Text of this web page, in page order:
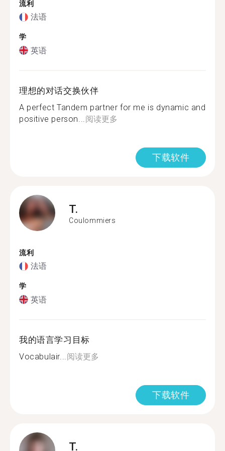
流利
法语
学
英语
理想的对话交换伙伴
A perfect Tandem partner for me is dynamic and
positive person... 阅读更多
下载软件
T.
Coulommiers
流利
法语
学
英语
我的语言学习目标
Vocabulair... 阅读更多
下载软件
T.